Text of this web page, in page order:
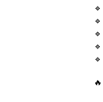
🔹
🔹
🔹
🔹
🔹
🔥